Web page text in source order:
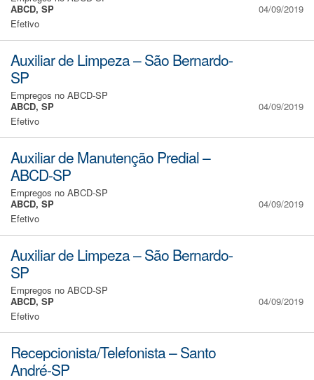
ABCD, SP
Efetivo
04/09/2019
Auxiliar de Limpeza – São Bernardo-
SP
Empregos no ABCD-SP
ABCD, SP
Efetivo
04/09/2019
Auxiliar de Manutenção Predial –
ABCD-SP
Empregos no ABCD-SP
ABCD, SP
Efetivo
04/09/2019
Auxiliar de Limpeza – São Bernardo-
SP
Empregos no ABCD-SP
ABCD, SP
Efetivo
04/09/2019
Recepcionista/Telefonista – Santo
André-SP